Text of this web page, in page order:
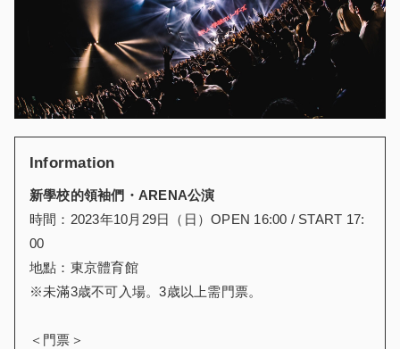
Information
新學校的領袖們・ARENA公演
時間：2023年10月29日（日）OPEN 16:00 / START 17:
00
地點：東京體育館
※未滿3歳不可入場。3歳以上需門票。
＜門票＞